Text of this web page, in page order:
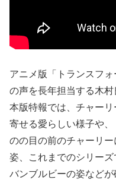
アニメ版「トランスフ
の声を長年担当する木
本版特報では、チャー
寄せる愛らしい様子や
のの目の前のチャーリ
姿、これまでのシリー
バンブルビーの姿などが